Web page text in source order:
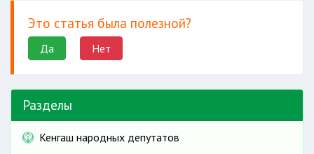
Это статья была полезной?
Да Нет
Разделы
Кенгаш народных депутатов